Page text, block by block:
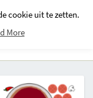
cookie uit te zetten.
More